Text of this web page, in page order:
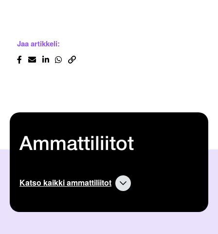
Jaa artikkeli:
Ammattiliitot
Katso kaikki ammattiliitot